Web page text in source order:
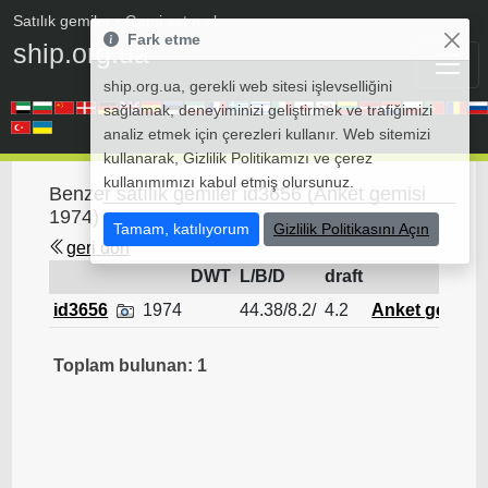
Satılık gemiler• Gemi satın al
ship.org.ua
Benzer satılık gemiler id3656 (Anket gemisi
1974)
geri dön
DWT
L/B/D
draft
id3656
1974 44.38/8.2/ 4.2 Anket gemisi
Toplam bulunan: 1
Fark etme
ship.org.ua, gerekli web sitesi işlevselliğini
sağlamak, deneyiminizi geliştirmek ve trafiğimizi
analiz etmek için çerezleri kullanır. Web sitemizi
kullanarak, Gizlilik Politikamızı ve çerez
kullanımımızı kabul etmiş olursunuz.
Tamam, katılıyorum Gizlilik Politikasını Açın